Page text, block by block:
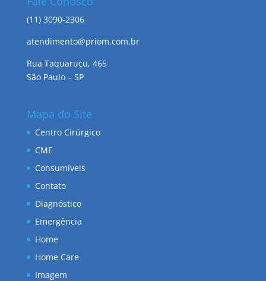
(11) 3090-2306
atendimento@priom.com.br
Rua Taquaruçu, 465
São Paulo – SP
Mapa do Site
Centro Cirúrgico
CME
Consumíveis
Contato
Diagnóstico
Emergência
Home
Home Care
Imagem